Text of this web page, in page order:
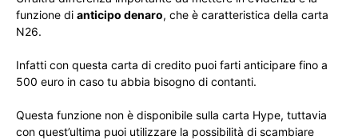
funzione di anticipo denaro, che è caratteristica della carta
N26.
Infatti con questa carta di credito puoi farti anticipare fino a
500 euro in caso tu abbia bisogno di contanti.
Questa funzione non è disponibile sulla carta Hype, tuttavia
con quest’ultima puoi utilizzare la possibilità di scambiare